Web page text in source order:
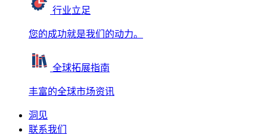
行业立足
您的成功就是我们的动力。
全球拓展指南
丰富的全球市场资讯
洞见
联系我们